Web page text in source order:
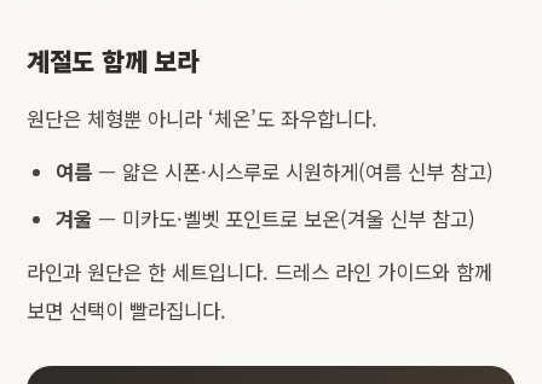
계절도 함께 보라
원단은 체형뿐 아니라 ‘체온’도 좌우합니다.
여름 — 얇은 시폰·시스루로 시원하게(여름 신부 참고)
겨울 — 미카도·벨벳 포인트로 보온(겨울 신부 참고)
라인과 원단은 한 세트입니다. 드레스 라인 가이드와 함께
보면 선택이 빨라집니다.